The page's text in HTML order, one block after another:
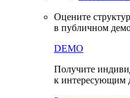
Готовые
в публичном